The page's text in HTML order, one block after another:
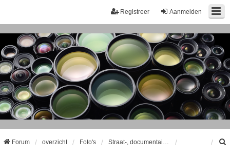
Aanmelden
Registreer
Forum overzicht Foto's